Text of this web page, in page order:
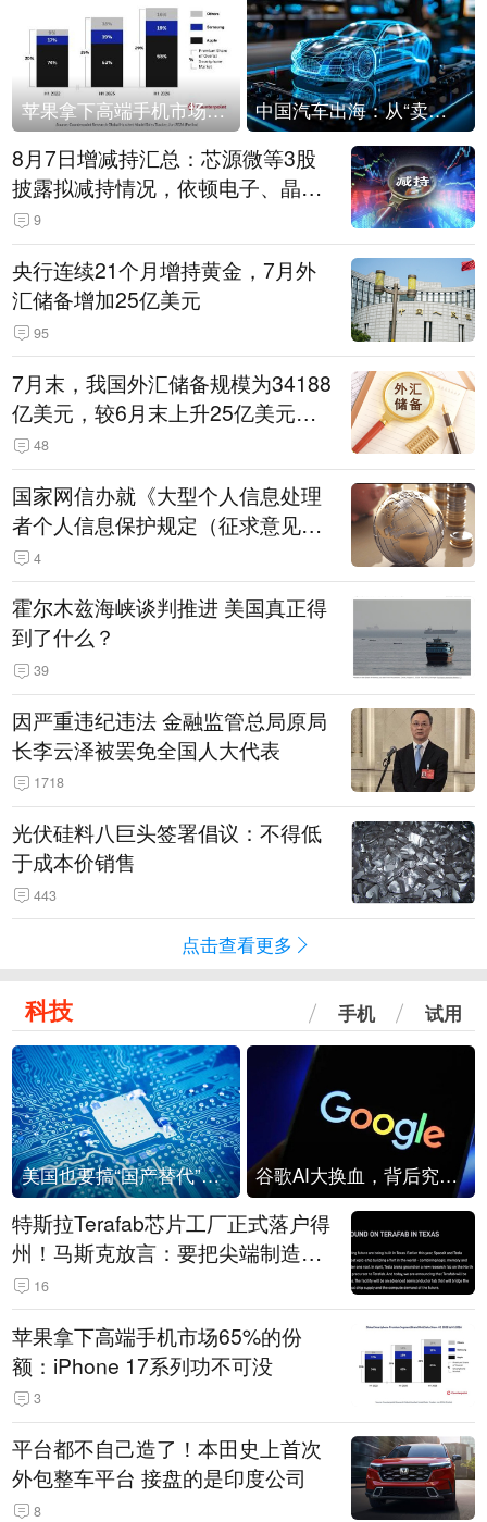
苹果拿下高端手机市场65%的份额：iPhone 17系列功不可没 中国汽车出海：从“卖出去”到“走进去”
8月7日增减持汇总：芯源微等3股
披露拟减持情况，依顿电子、晶华
微拟增持（表）
9
央行连续21个月增持黄金，7月外
汇储备增加25亿美元
95
7月末，我国外汇储备规模为34188
亿美元，较6月末上升25亿美元，
升幅为0.07%
48
国家网信办就《大型个人信息处理
者个人信息保护规定（征求意见
稿）》公开征求意见
4
霍尔木兹海峡谈判推进 美国真正得
到了什么？
39
因严重违纪违法 金融监管总局原局
长李云泽被罢免全国人大代表
1718
光伏硅料八巨头签署倡议：不得低
于成本价销售
443
点击查看更多
科技 手机 试用
美国也要搞“国产替代”？先算清三笔账 谷歌AI大换血，背后究竟发生了什么？
特斯拉Terafab芯片工厂正式落户得
州！马斯克放言：要把尖端制造带
回美国
16
苹果拿下高端手机市场65%的份
额：iPhone 17系列功不可没
3
平台都不自己造了！本田史上首次
外包整车平台 接盘的是印度公司
8